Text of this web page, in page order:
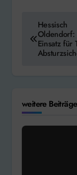
Hessisch
Oldendorf:
Einsatz für
weitere Beiträge